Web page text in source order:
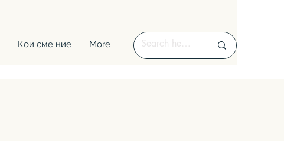
Кои сме ние More